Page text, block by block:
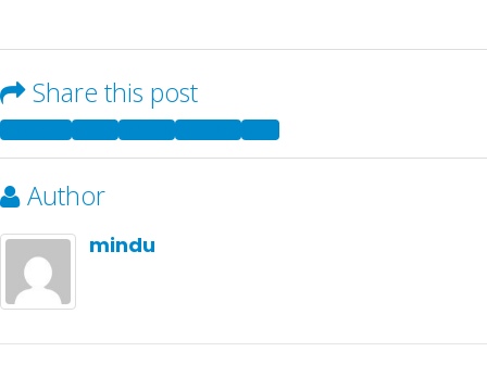
Share this post
FacebookTwitterLinkedInGoogle +Email
Author
mindu